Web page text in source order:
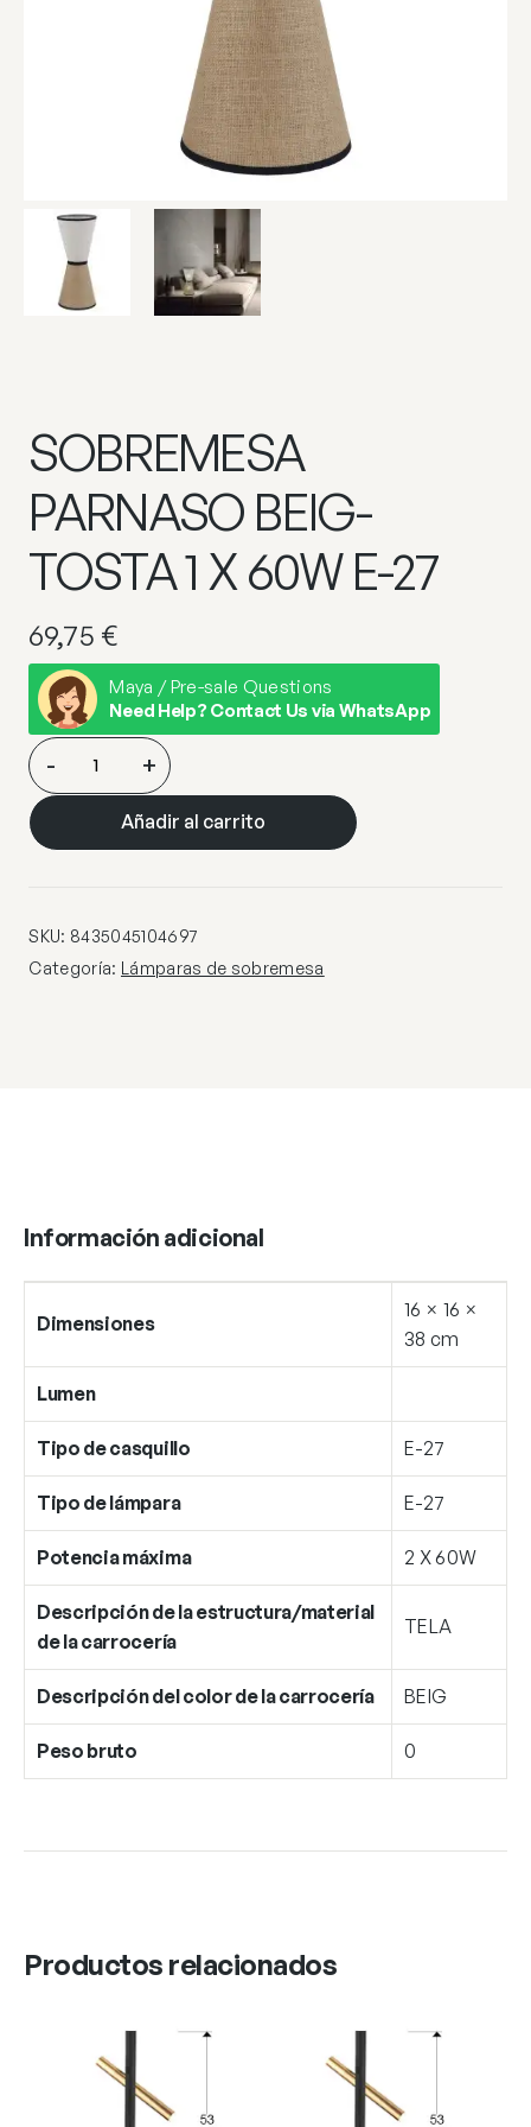
SOBREMESA
PARNASO BEIG-
TOSTA 1 X 60W E-27
69,75 €
Maya / Pre-sale Questions
Need Help? Contact Us via WhatsApp
SOBREMESA
PARNASO
BEIG-
TOSTA
60W
E-
- +
Añadir al carrito
SKU: 8435045104697
Categoría: Lámparas de sobremesa
Información adicional
Dimensiones
16 × 16 ×
38 cm
Lumen
Tipo de casquillo E-27
Tipo de lámpara E-27
Potencia máxima 2 X 60W
Descripción de la estructura/material
de la carrocería
TELA
Descripción del color de la carrocería BEIG
Peso bruto 0
Productos relacionados